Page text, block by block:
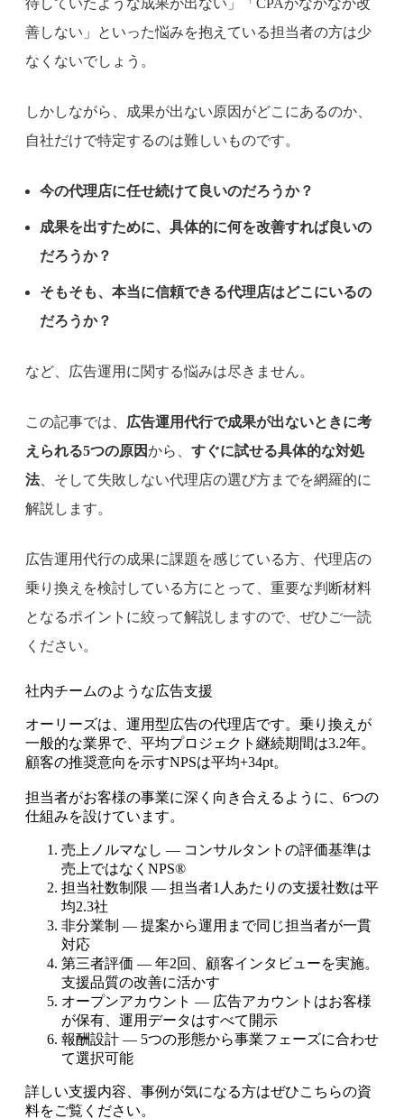
善しない」といった悩みを抱えている担当者の方は少
なくないでしょう。
しかしながら、成果が出ない原因がどこにあるのか、
自社だけで特定するのは難しいものです。
今の代理店に任せ続けて良いのだろうか？
成果を出すために、具体的に何を改善すれば良いの
だろうか？
そもそも、本当に信頼できる代理店はどこにいるの
だろうか？
など、広告運用に関する悩みは尽きません。
この記事では、 広告運用代行で成果が出ないときに考
えられる5つの原因から、 すぐに試せる具体的な対処
法、そして失敗しない代理店の選び方までを網羅的に
解説します。
広告運用代行の成果に課題を感じている方、代理店の
乗り換えを検討している方にとって、重要な判断材料
となるポイントに絞って解説しますので、ぜひご一読
ください。
社内チームのような広告支援
オーリーズは、運用型広告の代理店です。乗り換えが
一般的な業界で、平均プロジェクト継続期間は3.2年。
顧客の推奨意向を示すNPSは平均+34pt。
担当者がお客様の事業に深く向き合えるように、6つの
仕組みを設けています。
売上ノルマなし — コンサルタントの評価基準は
売上ではなくNPS®
担当社数制限 — 担当者1人あたりの支援社数は平
均2.3社
非分業制 — 提案から運用まで同じ担当者が一貫
対応
第三者評価 — 年2回、顧客インタビューを実施。
支援品質の改善に活かす
オープンアカウント — 広告アカウントはお客様
が保有、運用データはすべて開示
報酬設計 — 5つの形態から事業フェーズに合わせ
て選択可能
詳しい支援内容、事例が気になる方はぜひこちらの資
料をご覧ください。